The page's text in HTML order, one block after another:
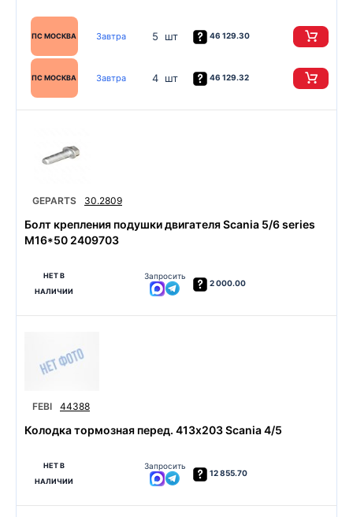
ПС МОСКВА Завтра 5 шт 46 129.30
ПС МОСКВА Завтра 4 шт 46 129.32
GEPARTS 30.2809
Болт крепления подушки двигателя Scania 5/6 series
М16*50 2409703
НЕТ В
НАЛИЧИИ
Запросить
2 000.00
FEBI 44388
Колодка тормозная перед. 413x203 Scania 4/5
НЕТ В
НАЛИЧИИ
Запросить
12 855.70